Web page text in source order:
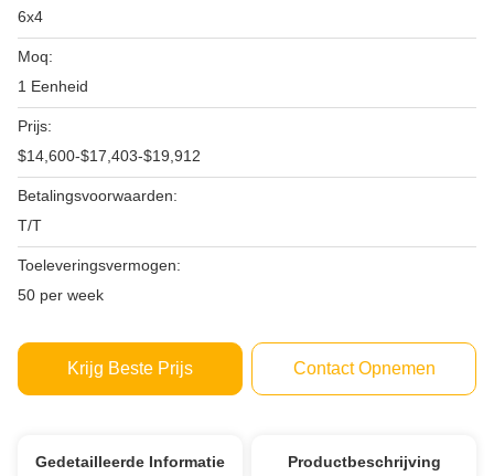
6x4
Moq:
1 Eenheid
Prijs:
$14,600-$17,403-$19,912
Betalingsvoorwaarden:
T/T
Toeleveringsvermogen:
50 per week
Krijg Beste Prijs Contact Opnemen
Gedetailleerde Informatie Productbeschrijving